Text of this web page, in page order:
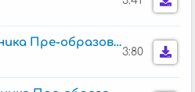
v8.01 = Гимн Ученика Пре-образования
3:80